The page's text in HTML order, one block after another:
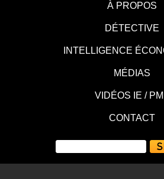
À PROPOS
DÉTECTIVE
INTELLIGENCE
MÉDIAS
VIDÉOS IE /
CONTACT